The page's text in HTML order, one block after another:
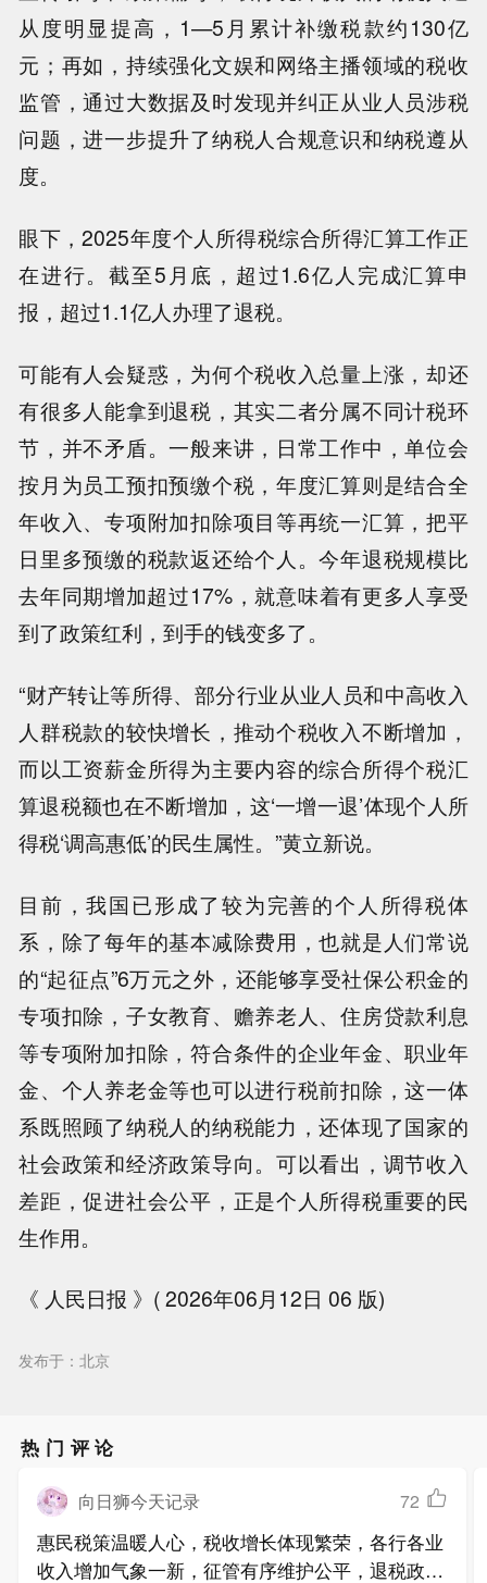
从度明显提高，1—5月累计补缴税款约130亿
元；再如，持续强化文娱和网络主播领域的税收
监管，通过大数据及时发现并纠正从业人员涉税
问题，进一步提升了纳税人合规意识和纳税遵从
度。
眼下，2025年度个人所得税综合所得汇算工作正
在进行。截至5月底，超过1.6亿人完成汇算申
报，超过1.1亿人办理了退税。
可能有人会疑惑，为何个税收入总量上涨，却还
有很多人能拿到退税，其实二者分属不同计税环
节，并不矛盾。一般来讲，日常工作中，单位会
按月为员工预扣预缴个税，年度汇算则是结合全
年收入、专项附加扣除项目等再统一汇算，把平
日里多预缴的税款返还给个人。今年退税规模比
去年同期增加超过17%，就意味着有更多人享受
到了政策红利，到手的钱变多了。
“财产转让等所得、部分行业从业人员和中高收入
人群税款的较快增长，推动个税收入不断增加，
而以工资薪金所得为主要内容的综合所得个税汇
算退税额也在不断增加，这‘一增一退’体现个人所
得税‘调高惠低’的民生属性。”黄立新说。
目前，我国已形成了较为完善的个人所得税体
系，除了每年的基本减除费用，也就是人们常说
的“起征点”6万元之外，还能够享受社保公积金的
专项扣除，子女教育、赡养老人、住房贷款利息
等专项附加扣除，符合条件的企业年金、职业年
金、个人养老金等也可以进行税前扣除，这一体
系既照顾了纳税人的纳税能力，还体现了国家的
社会政策和经济政策导向。可以看出，调节收入
差距，促进社会公平，正是个人所得税重要的民
生作用。
《 人民日报 》( 2026年06月12日 06 版)
发布于：北京
热门评论
向日狮今天记录 72
惠民税策温暖人心，税收增长体现繁荣，各行各业
收入增加气象一新，征管有序维护公平，退税政策